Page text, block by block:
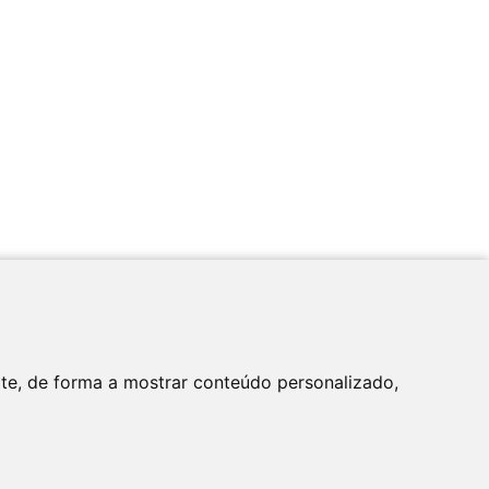
de forma a mostrar conteúdo personalizado,